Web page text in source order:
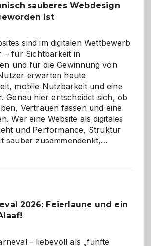
sauberes Webdesign
ist
sind im digitalen Wettbewerb
– für Sichtbarkeit in
und für die Gewinnung von
erwarten heute
mobile Nutzbarkeit und eine
Genau hier entscheidet sich, ob
Vertrauen fassen und eine
Wer eine Website als digitales
und Performance, Struktur
sauber zusammendenkt,…
geworden
2026: Feierlaune und ein
– liebevoll als „fünfte